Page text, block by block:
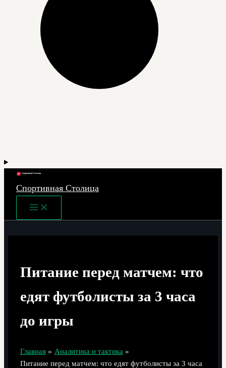
Спортивная Столица
Main
Menu
Питание перед матчем: что
едят футболисты за 3 часа
до игры
Главная
Аналитика и тактика
Питание перед матчем: что едят футболисты за 3 часа